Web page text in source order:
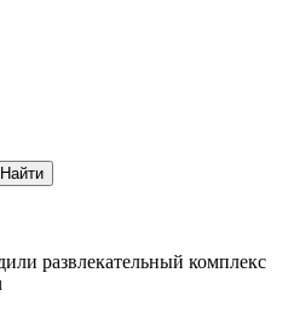
Найти
развлекательный комплекс